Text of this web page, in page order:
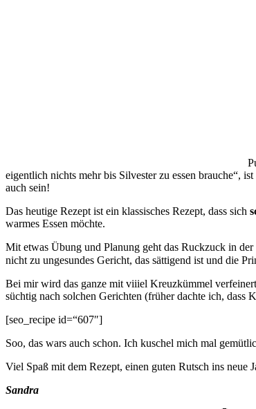
eigentlich nichts mehr bis Silvester zu essen brauche“,
auch sein!
Das heutige Rezept ist ein klassisches Rezept, dass sich
warmes Essen möchte.
Mit etwas Übung und Planung geht das Ruckzuck in
nicht zu ungesundes Gericht, das sättigend ist und die
Bei mir wird das ganze mit viiiel Kreuzkümmel
süchtig nach solchen Gerichten (früher dachte ich,
[seo_recipe id=“607″]
Soo, das wars auch schon. Ich kuschel mich mal
Viel Spaß mit dem Rezept, einen guten Rutsch ins neue
Sandra